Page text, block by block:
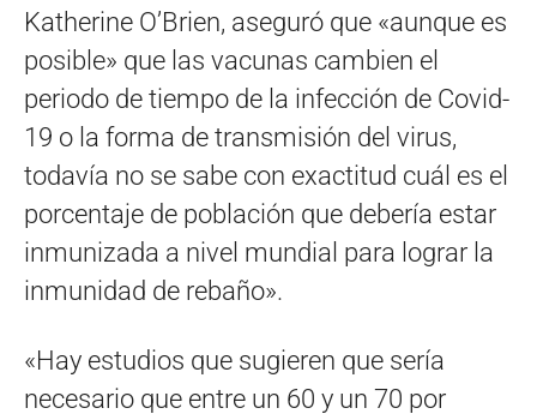
Katherine O’Brien, aseguró que «aunque es
posible» que las vacunas cambien el
periodo de tiempo de la infección de Covid-
19 o la forma de transmisión del virus,
todavía no se sabe con exactitud cuál es el
porcentaje de población que debería estar
inmunizada a nivel mundial para lograr la
inmunidad de rebaño».
«Hay estudios que sugieren que sería
necesario que entre un 60 y un 70 por